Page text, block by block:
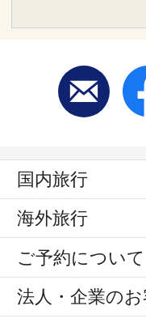
国内旅行
海外旅行
ご予約について
法人・企業のお